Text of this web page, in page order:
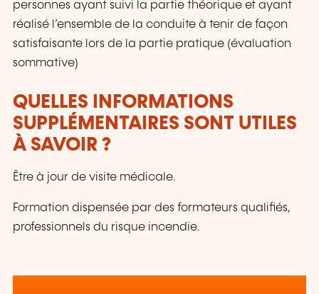
personnes ayant suivi la partie théorique et ayant
réalisé l’ensemble de la conduite à tenir de façon
satisfaisante lors de la partie pratique (évaluation
sommative)
QUELLES INFORMATIONS
SUPPLÉMENTAIRES SONT UTILES
À SAVOIR ?
Être à jour de visite médicale.
Formation dispensée par des formateurs qualifiés,
professionnels du risque incendie.